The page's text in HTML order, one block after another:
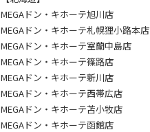
MEGAドン・キホーテ旭川店
MEGAドン・キホーテ札幌狸小路本店
MEGAドン・キホーテ室蘭中島店
MEGAドン・キホーテ篠路店
MEGAドン・キホーテ新川店
MEGAドン・キホーテ西帯広店
MEGAドン・キホーテ苫小牧店
MEGAドン・キホーテ函館店